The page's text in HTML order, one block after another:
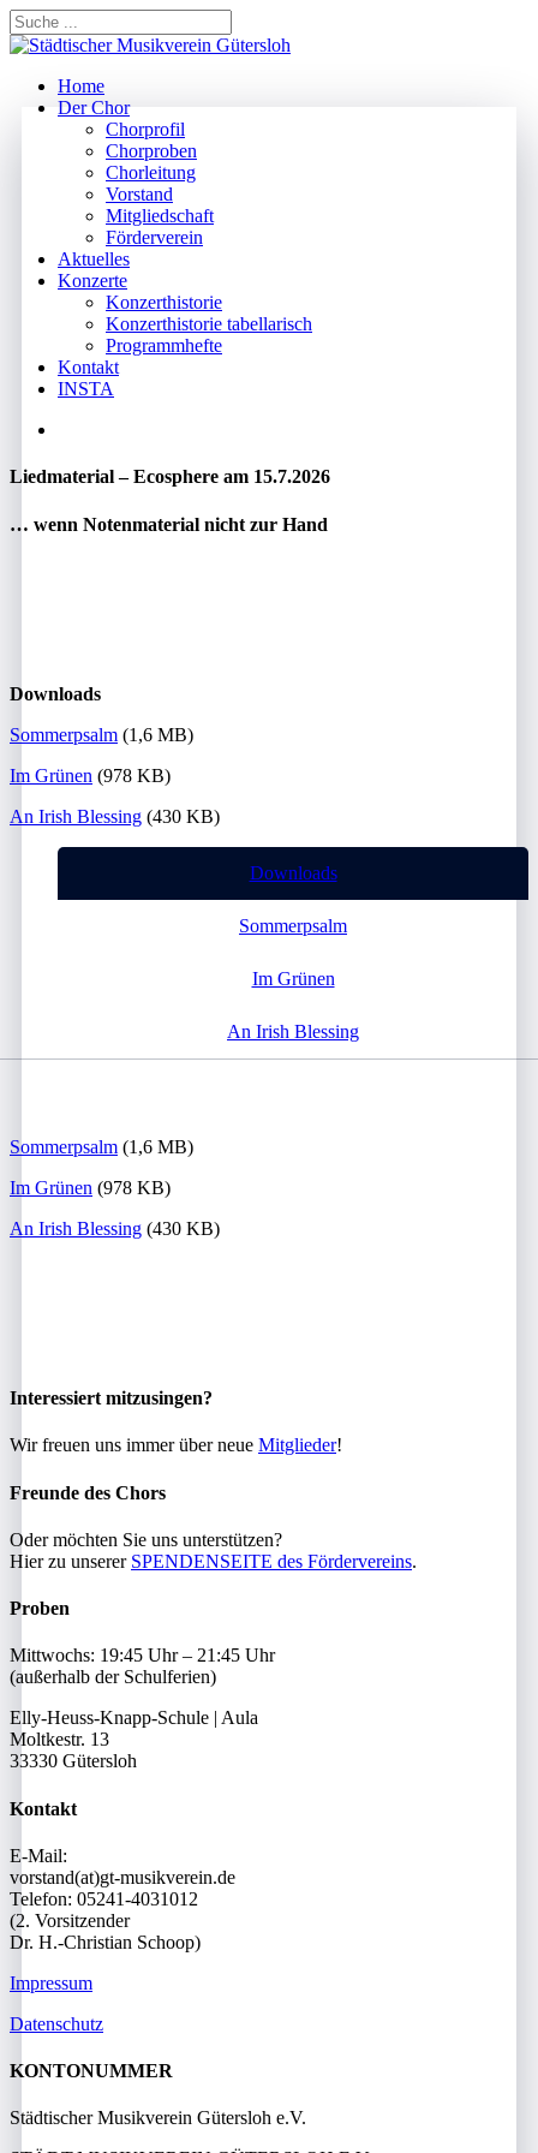
Skip
to
content
Close
search
Menu
Home
Der Chor
Chorprofil
Chorproben
Chorleitung
Vorstand
Mitgliedschaft
Förderverein
Aktuelles
Konzerte
Konzerthistorie
Konzerthistorie tabellarisch
Programmhefte
Kontakt
INSTA
Liedmaterial – Ecosphere am 15.7.2026
… wenn Notenmaterial nicht zur Hand
Downloads
Sommerpsalm (1,6 MB)
Im Grünen (978 KB)
An Irish Blessing (430 KB)
Downloads
Sommerpsalm
Im Grünen
An Irish Blessing
Sommerpsalm (1,6 MB)
Im Grünen (978 KB)
An Irish Blessing (430 KB)
Interessiert mitzusingen?
Wir freuen uns immer über neue Mitglieder!
Freunde des Chors
Oder möchten Sie uns unterstützen?
Hier zu unserer SPENDENSEITE des Fördervereins.
Proben
Mittwochs: 19:45 Uhr – 21:45 Uhr
(außerhalb der Schulferien)
Elly-Heuss-Knapp-Schule | Aula
Moltkestr. 13
33330 Gütersloh
Kontakt
E-Mail:
vorstand(at)gt-musikverein.de
Telefon: 05241-4031012
(2. Vorsitzender
Dr. H.-Christian Schoop)
Impressum
Datenschutz
KONTONUMMER
Städtischer Musikverein Gütersloh e.V.